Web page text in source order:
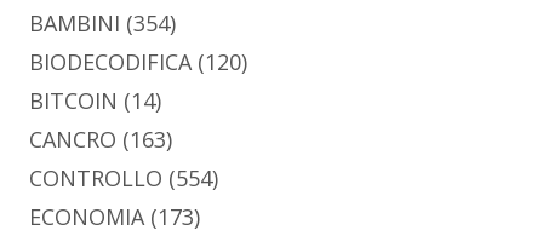
BAMBINI (354)
BIODECODIFICA (120)
BITCOIN (14)
CANCRO (163)
CONTROLLO (554)
ECONOMIA (173)